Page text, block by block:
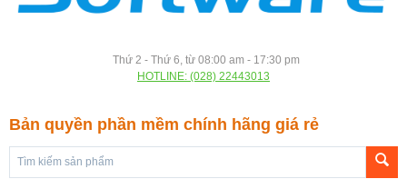
Thứ 2 - Thứ 6, từ 08:00 am - 17:30 pm
HOTLINE: (028) 22443013
Bản quyền phần mềm chính hãng giá rẻ